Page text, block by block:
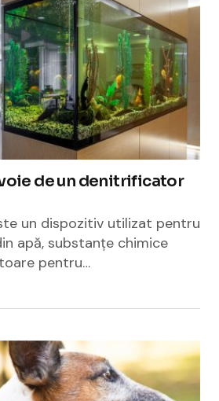
de un denitrificator
un dispozitiv utilizat pentru
apă, substanțe chimice
pentru…